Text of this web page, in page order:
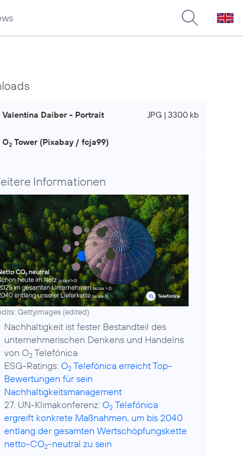
Valentina Daiber - Portrait JPG | 3300 kb
O2 Tower (Pixabay / fcja99)
Informationen
Gettyimages (edited)
Nachhaltigkeit ist fester Bestandteil des
unternehmerischen Denkens und Handelns
von O2 Telefónica
ESG-Ratings:O2 Telefónica erreicht Top-
Bewertungen für sein
Nachhaltigkeitsmanagement
27. UN-Klimakonferenz:O2 Telefónica
ergreift konkrete Maßnahmen, um bis 2040
entlang der gesamten Wertschöpfungskette
netto-CO2-neutral zu sein